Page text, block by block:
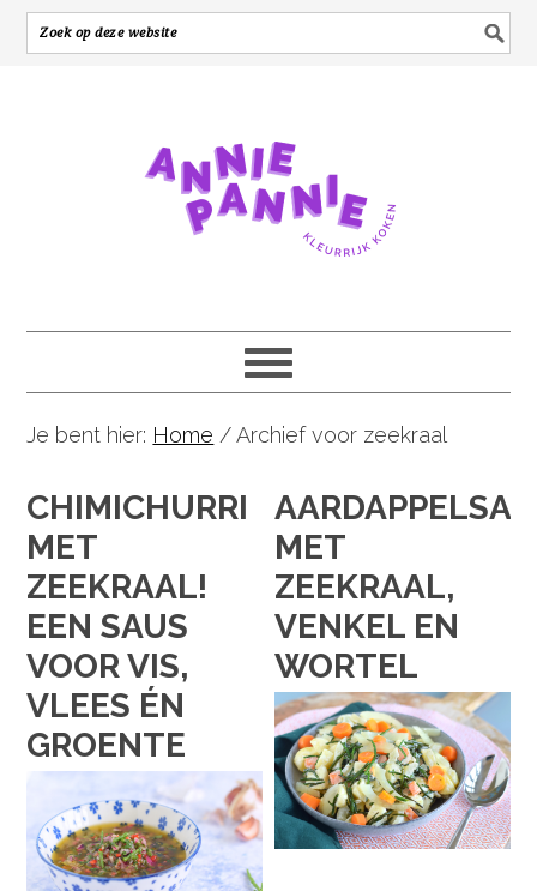
Je bent hier: Home /Archief voor zeekraal
CHIMICHURRI
MET
ZEEKRAAL!
EEN SAUS
VOOR VIS,
VLEES ÉN
GROENTE
MET
ZEEKRAAL,
VENKEL EN
WORTEL